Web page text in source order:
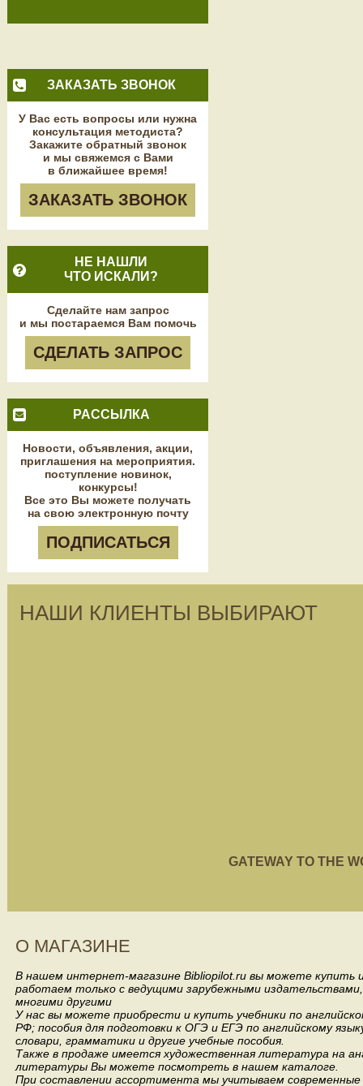
ЗАКАЗАТЬ ЗВОНОК
У Вас есть вопросы или нужна
консультация методиста?
Закажите обратный звонок
и мы свяжемся с Вами
в ближайшее время!
ЗАКАЗАТЬ ЗВОНОК
НЕ НАШЛИ
ЧТО ИСКАЛИ?
Сделайте нам запрос
и мы постараемся Вам помочь
СДЕЛАТЬ ЗАПРОС
РАССЫЛКА
Новости, объявления, акции,
приглашения на мероприятия.
поступление новинок,
конкурсы!
Все это Вы можете получать
на свою электронную почту
ПОДПИСАТЬСЯ
НАШИ КЛИЕНТЫ ВЫБИРАЮТ
GATEWAY TO THE
О МАГАЗИНЕ
В нашем интернет-магазине Bibliopilot.ru вы можете купить
работаем только с ведущими зарубежными издательствами,
многими другими
У нас вы можете приобрести и купить учебники по
РФ; пособия для подготовки к ОГЭ и ЕГЭ по английскому
словари, грамматики и другие учебные пособия.
Также в продаже имеется художественная литература на
литературы Вы можете посмотреть в нашем каталоге.
При составлении ассортимента мы учитываем